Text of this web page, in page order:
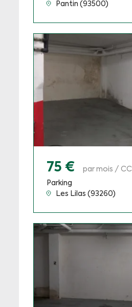
Pantin (93500)
75 €
par mois / CC
Parking
Les Lilas (93260)